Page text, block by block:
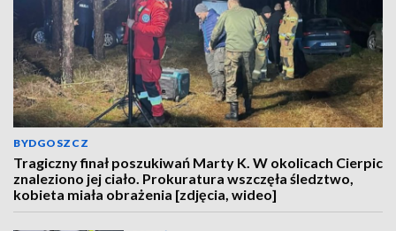
BYDGOSZCZ
Tragiczny finał poszukiwań Marty K. W okolicach Cierpic
znaleziono jej ciało. Prokuratura wszczęła śledztwo,
kobieta miała obrażenia [zdjęcia, wideo]